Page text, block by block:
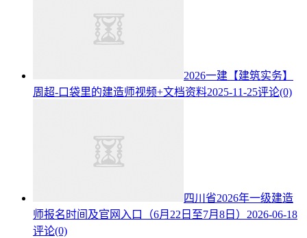
2026一建【建筑实务】
周超-口袋里的建造师视频+文档资料2025-11-25评论(0)
四川省2026年一级建造
师报名时间及官网入口（6月22日至7月8日） 2026-06-18
评论(0)